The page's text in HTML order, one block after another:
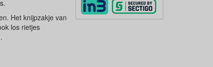
Het knijpzakje van
los rietjes